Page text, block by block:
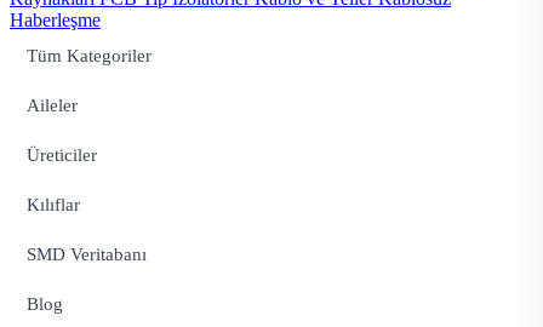
Haberleşme
Tüm Kategoriler
Aileler
Üreticiler
Kılıflar
SMD Veritabanı
Blog